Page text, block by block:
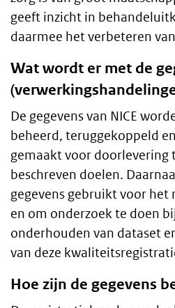
geeft inzicht in
daarmee het verbeteren
Wat wordt er met de
De gegevens van NICE
beheerd, teruggekoppeld
gemaakt voor doorlevering
beschreven doelen.
gegevens gebruikt voor
en om onderzoek te doen
onderhouden van dataset
van deze
Hoe zijn de gegevens